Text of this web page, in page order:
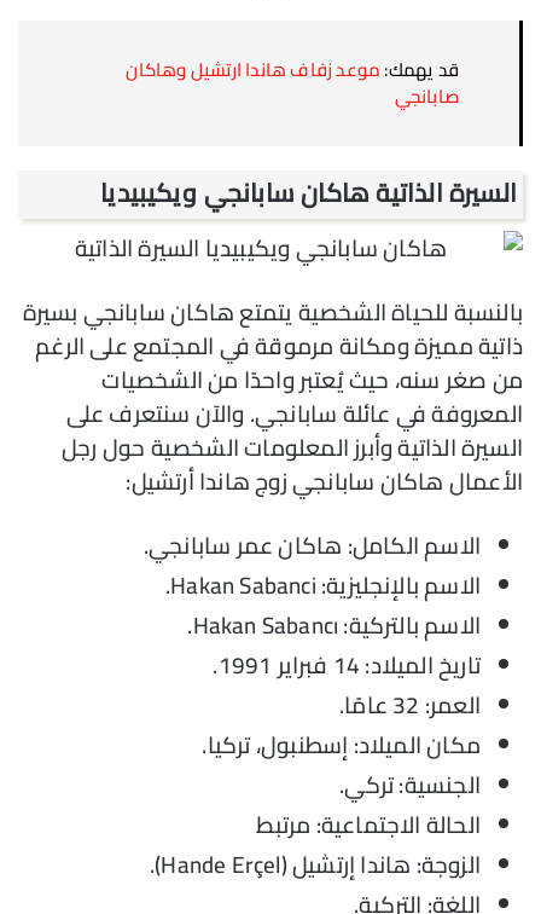
قد يهمك:موعد زفاف هاندا ارتشيل وهاكان
صابانجي
السيرة الذاتية هاكان سابانجي ويكيبيديا
بالنسبة للحياة الشخصية يتمتع هاكان سابانجي بسيرة
ذاتية مميزة ومكانة مرموقة في المجتمع على الرغم
من صغر سنه، حيث يُعتبر واحدًا من الشخصيات
المعروفة في عائلة سابانجي. والآن سنتعرف على
السيرة الذاتية وأبرز المعلومات الشخصية حول رجل
الأعمال هاكان سابانجي زوج هاندا أرتشيل:
الاسم الكامل: هاكان عمر سابانجي.
الاسم بالإنجليزية: Hakan Sabanci.
الاسم بالتركية: Hakan Sabancı.
تاريخ الميلاد: 14 فبراير 1991.
العمر: 32 عامًا.
مكان الميلاد: إسطنبول، تركيا.
الجنسية: تركي.
الحالة الاجتماعية: مرتبط
الزوجة: هاندا إرتشيل (Hande Erçel).
اللغة: التركية.